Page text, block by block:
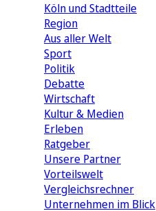
Köln und Stadtteile
Region
Aus aller Welt
Sport
Politik
Debatte
Wirtschaft
Kultur & Medien
Erleben
Ratgeber
Unsere Partner
Vorteilswelt
Vergleichsrechner
Unternehmen im Blick